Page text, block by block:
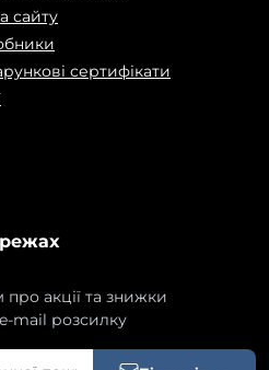
сайту
сертифікати
акції та знижки
mail розсилку